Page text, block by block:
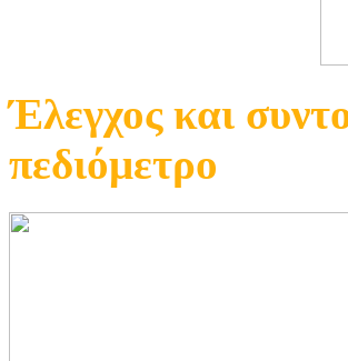
Έλεγχος και
πεδιόμετρο